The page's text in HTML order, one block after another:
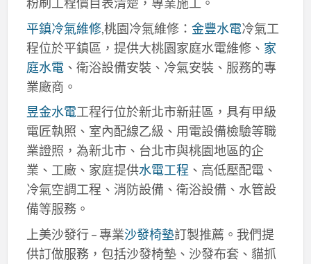
平鎮冷氣維修,桃園冷氣維修： 金豐水電冷氣工
程位於平鎮區，提供大桃園家庭水電維修、 家
庭水電、衛浴設備安裝、冷氣安裝、服務的專
業廠商。
昱金水電工程行位於新北市新莊區，具有甲級
電匠執照、室內配線乙級、用電設備檢驗等職
業證照，為新北市、台北市與桃園地區的企
業、工廠、家庭提供水電工程 、高低壓配電、
冷氣空調工程、消防設備、衛浴設備、水管設
備等服務。
上美沙發行 – 專業沙發椅墊訂製推薦。我們提
供訂做服務，包括沙發椅墊、沙發布套、貓抓